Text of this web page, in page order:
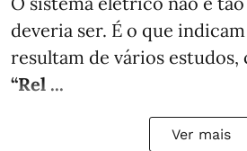
deveria ser. É o que
resultam de vários estudos,
“Rel ...
Ver mais